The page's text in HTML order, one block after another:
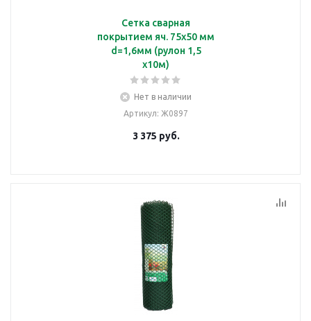
Сетка сварная
покрытием яч. 75х50 мм
d=1,6мм (рулон 1,5
х10м)
Нет в наличии
Артикул: Ж0897
3 375 руб.